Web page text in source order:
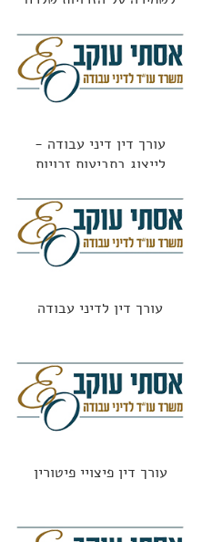
עורך דין דיני עבודה -
לייצוג בתביעות זכויות
הקורונה
עורך דין לדיני עבודה
עורך דין פיצויי פיטורין